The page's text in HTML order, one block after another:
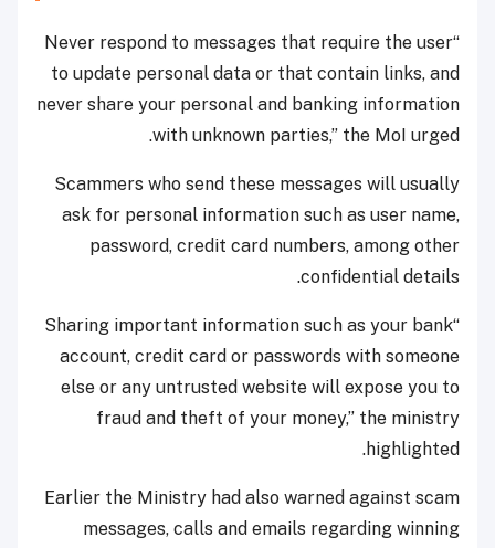
“Never respond to messages that require the user
to update personal data or that contain links, and
never share your personal and banking information
with unknown parties,” the MoI urged.
Scammers who send these messages will usually
ask for personal information such as user name,
password, credit card numbers, among other
confidential details.
“Sharing important information such as your bank
account, credit card or passwords with someone
else or any untrusted website will expose you to
fraud and theft of your money,” the ministry
highlighted.
Earlier the Ministry had also warned against scam
messages, calls and emails regarding winning